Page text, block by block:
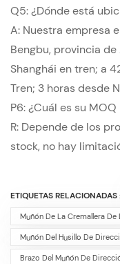
Q5: ¿Dónde está
A: Nuestra empresa
Bengbu, provincia
Shanghái en tren; a
Tren; 3 horas desde
P6: ¿Cuál es su
R: Depende de los
stock, no hay
ETIQUETAS RELACIONADAS
Muñón De La Cremallera
Muñón Del Husillo De
Brazo Del Muñón De